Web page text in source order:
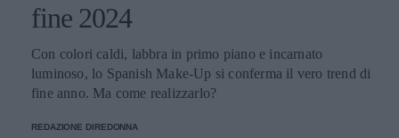
fine 2024
Con colori caldi, labbra in primo piano e incarnato
luminoso, lo Spanish Make-Up si conferma il vero trend di
fine anno. Ma come realizzarlo?
REDAZIONE DIREDONNA